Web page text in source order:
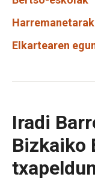
Elkartearen
Iradi
Bizkaiko